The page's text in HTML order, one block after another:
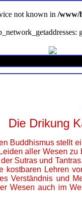
not known in /www/
Die Drikung
Buddhismus stellt
aller Wesen
Sutras und
kostbaren Lehren
Verständnis und
Wesen auch im